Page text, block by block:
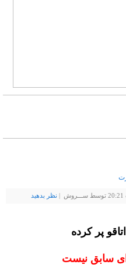
نظر بدهيد
پر کرده
سابق نیست